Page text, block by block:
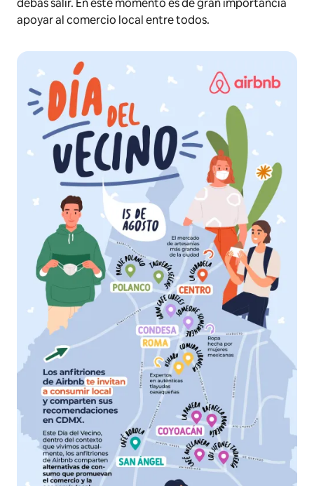
debas salir. En este momento es de gran importancia
apoyar al comercio local entre todos.